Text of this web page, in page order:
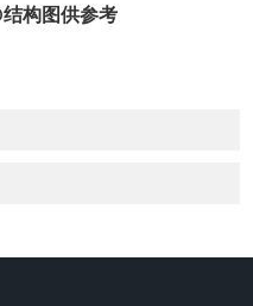
结构图供参考